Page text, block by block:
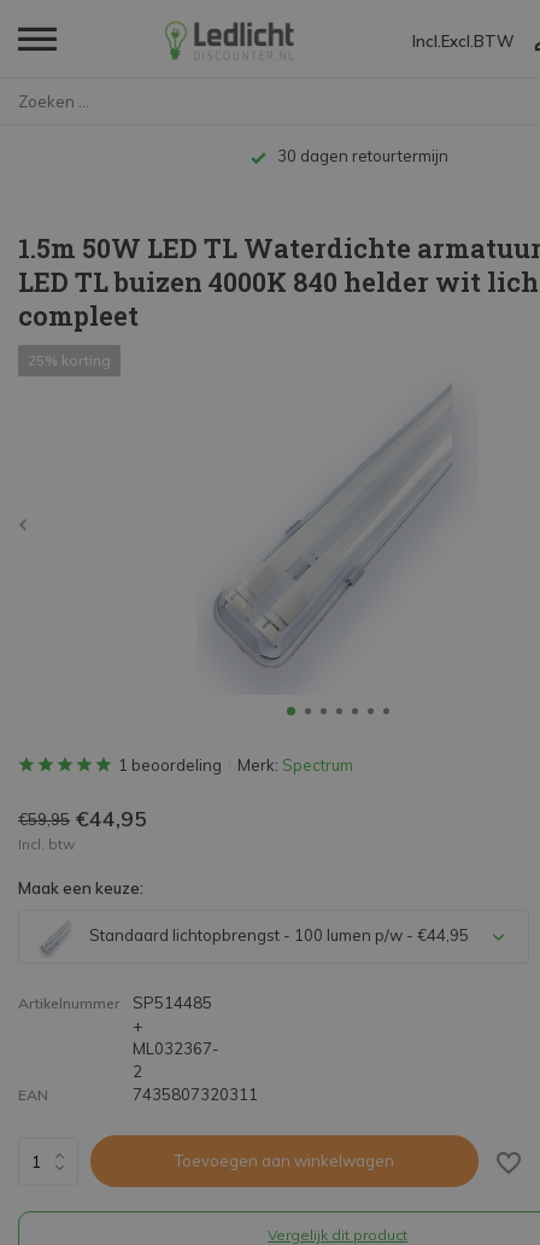
Incl. Excl. BTW
Tot 10 jaar garantie
1.5m 50W LED TL Waterdichte
LED TL buizen 4000K 840 helder wit
compleet
25% korting
1 beoordeling Merk: Spectrum
€59,95 €44,95
Incl. btw
Maak een keuze:
Standaard lichtopbrengst - 100 lumen p/w - €44,95
Artikelnummer
SP514485
+
ML032367-
2
EAN 7435807320311
Toevoegen aan winkelwagen
Vergelijk dit product